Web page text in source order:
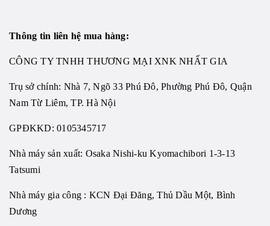
Thông tin liên hệ mua hàng:
CÔNG TY TNHH THƯƠNG MẠI XNK NHẤT GIA
Trụ sở chính: Nhà 7, Ngõ 33 Phú Đô, Phường Phú Đô, Quận
Nam Từ Liêm, TP. Hà Nội
GPĐKKD: 0105345717
Nhà máy sản xuất: Osaka Nishi-ku Kyomachibori 1-3-13
Tatsumi
Nhà máy gia công : KCN Đại Đăng, Thủ Dầu Một, Bình
Dương